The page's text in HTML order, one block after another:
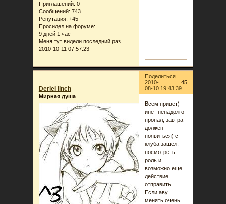
Приглашений: 0
Сообщений: 743
Репутация: +45
Просидел на форуме:
9 дней 1 час
Меня тут видели последний раз
2010-10-11 07:57:23
Поделиться
45
2010-
08-10 19:43:39
Deriel linch
Мирная душа
Всем привет)
инет ненадолго
пропал, завтра
должен
появиться) с
клуба зашёл,
посмотреть
роль и
возможно еще
действие
отправить.
Если аву
менять очень